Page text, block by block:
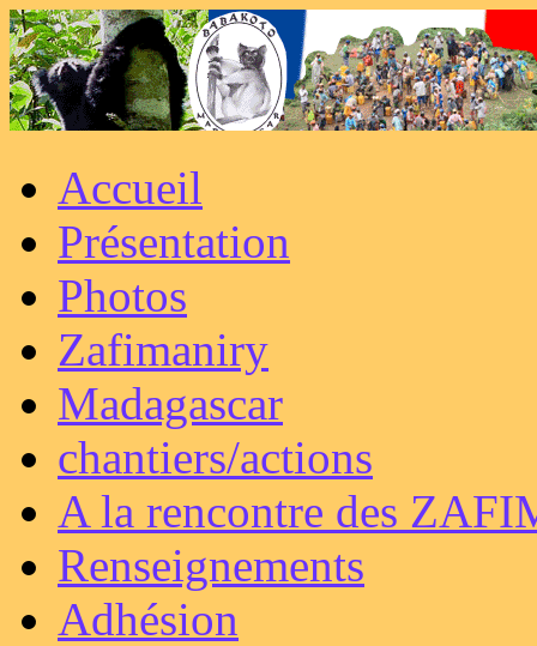
Accueil
Présentation
Photos
Zafimaniry
Madagascar
chantiers/actions
A la rencontre des
Renseignements
Adhésion